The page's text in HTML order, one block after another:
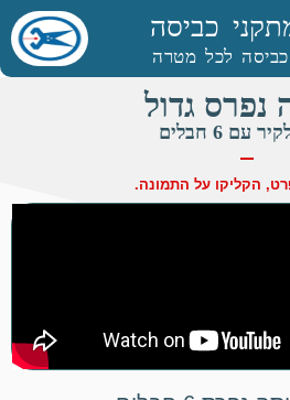
כביסה
לכל מטרה
נפרס גדול
עם 6 חבלים
הקליקו על התמונה.